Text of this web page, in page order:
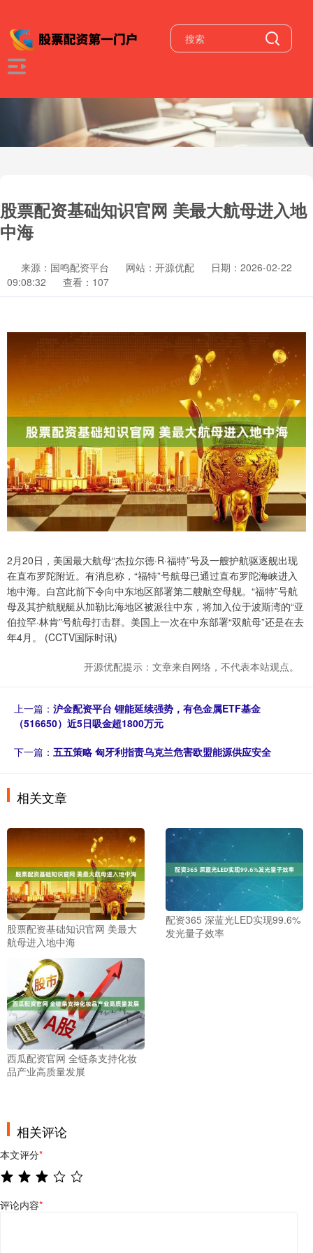
股票配资基础知识官网 美最大航母进入地
中海
来源：国鸣配资平台 网站：开源优配
日期：2026-02-22
09:08:32
查看：107
2月20日，美国最大航母“杰拉尔德·R·福特”号及一艘护航驱逐舰出现
在直布罗陀附近。有消息称，“福特”号航母已通过直布罗陀海峡进入
地中海。白宫此前下令向中东地区部署第二艘航空母舰。“福特”号航
母及其护航舰艇从加勒比海地区被派往中东，将加入位于波斯湾的“亚
伯拉罕·林肯”号航母打击群。美国上一次在中东部署“双航母”还是在去
年4月。 (CCTV国际时讯)
开源优配提示：文章来自网络，不代表本站观点。
上一篇： 沪金配资平台 锂能延续强势，有色金属ETF基金
（516650）近5日吸金超1800万元
下一篇： 五五策略 匈牙利指责乌克兰危害欧盟能源供应安全
相关文章
股票配资基础知识官网 美最大
航母进入地中海
配资365 深蓝光LED实现99.6%
发光量子效率
西瓜配资官网 全链条支持化妆
品产业高质量发展
相关评论
本文评分*
评论内容*